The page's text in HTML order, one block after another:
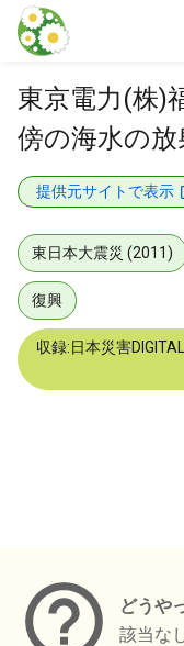
本文に飛ぶ
東京電力(株)
傍の海水の放
提供元サイトで表示
東日本大震災 (2011)
復興
収録:日本災害
どうや
該当な